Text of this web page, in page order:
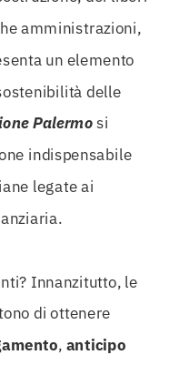
amministrazioni,
un elemento
delle
Palermosi
indispensabile
legate ai
Innanzitutto, le
di ottenere
, anticipo